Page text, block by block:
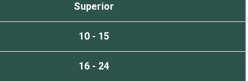
Superior
10 - 15
16 - 24